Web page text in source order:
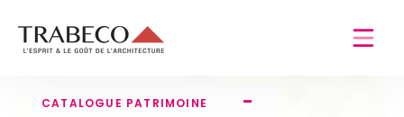
CATALOGUE PATRIMOINE -